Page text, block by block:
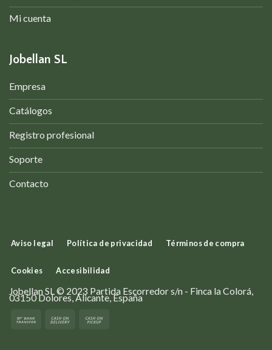
Mi cuenta
Jobellan SL
Empresa
Catálogos
Registro profesional
Soporte
Contacto
Aviso legal Política de privacidad Términos de compra
Cookies Accesibilidad
Jobellan SL © 2023 Partida Escorredor s/n - Finca la Colorá,
03150 Dolores, Alicante, España